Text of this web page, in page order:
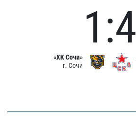
«ХК Сочи»
г. Сочи
1:4